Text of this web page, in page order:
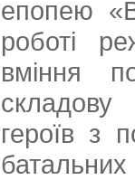
епопею
роботі
вміння
героїв з